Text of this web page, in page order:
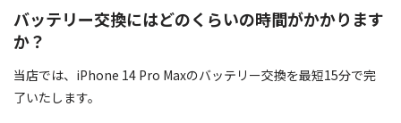
バッテリー交換にはどのくらいの時間がかかります
か？
当店では、iPhone 14 Pro Maxのバッテリー交換を最短15分で完
了いたします。